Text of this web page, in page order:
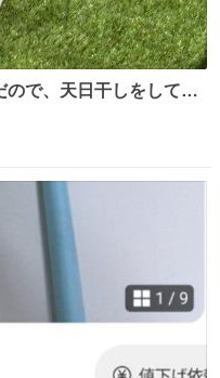
で、天日干しをしてい